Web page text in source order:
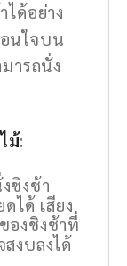
ด้อย่าง
นใจบน
ารถนั่ง
ม้:
ชิงช้า
ได้ เสียง
องชิงช้าที่
งบลงได้